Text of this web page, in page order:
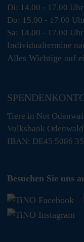
Di: 14.00 - 17.00
Do: 15.00 - 17.00
Sa: 14.00 - 17.00
Individualtermine
Alles Wichtige auf
Tiere in Not
Volksbank
IBAN: DE45 5086
Besuchen Sie uns